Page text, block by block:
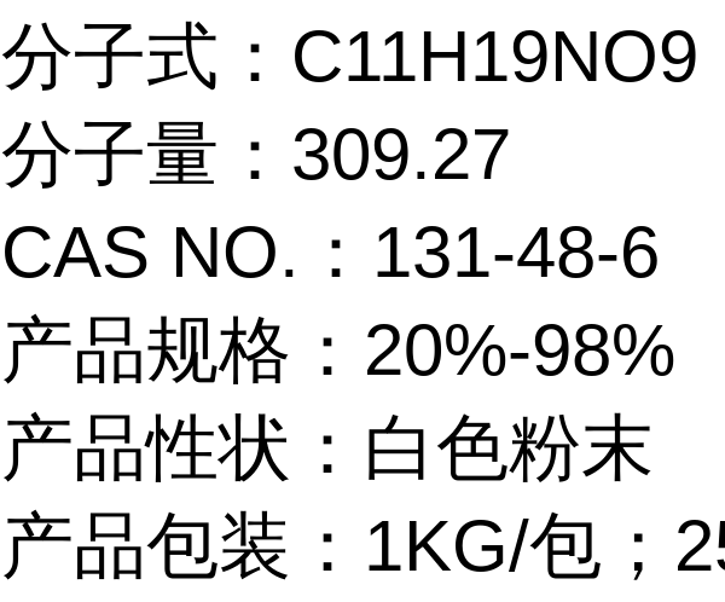
分子式：C11H19NO9
分子量：309.27
CAS NO.：131-48-6
产品规格：20%-98%
产品性状：白色粉末
产品包装：1KG/包；